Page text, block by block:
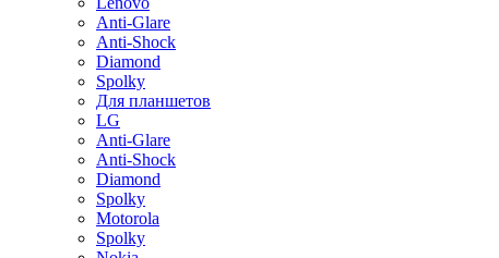
Anti-Glare
Anti-Shock
Diamond
Spolky
Для планшетов
LG
Anti-Glare
Anti-Shock
Diamond
Spolky
Motorola
Spolky